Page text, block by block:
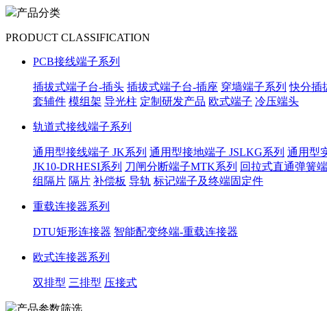
产品分类
PRODUCT CLASSIFICATION
PCB接线端子系列
插拔式端子台-插头 插拔式端子台-插座 穿墙端子系列 快分插
套辅件 模组架 导光柱 定制研发产品 欧式端子 冷压端头
轨道式接线端子系列
通用型接线端子 JK系列 通用型接地端子 JSLKG系列 通用型
JK10-DRHESI系列 刀闸分断端子MTK系列 回拉式直通弹簧
组隔片 隔片 补偿板 导轨 标记端子及终端固定件
重载连接器系列
DTU矩形连接器 智能配变终端-重载连接器
欧式连接器系列
双排型 三排型 压接式
产品参数筛选